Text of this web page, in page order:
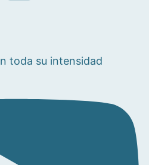
toda su intensidad